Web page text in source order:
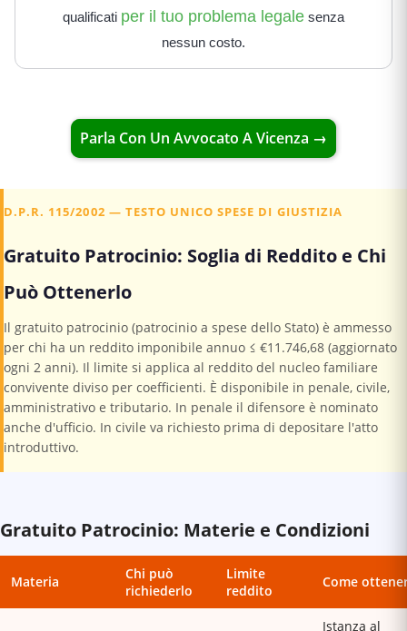
qualificati per il tuo problema legale senza
nessun costo.
Parla Con Un Avvocato A Vicenza →
D.P.R. 115/2002 — TESTO UNICO SPESE DI GIUSTIZIA
Gratuito Patrocinio: Soglia di Reddito e Chi
Può Ottenerlo
Il gratuito patrocinio (patrocinio a spese dello Stato) è ammesso
per chi ha un reddito imponibile annuo ≤ €11.746,68 (aggiornato
ogni 2 anni). Il limite si applica al reddito del nucleo familiare
convivente diviso per coefficienti. È disponibile in penale, civile,
amministrativo e tributario. In penale il difensore è nominato
anche d'ufficio. In civile va richiesto prima di depositare l'atto
introduttivo.
Gratuito Patrocinio: Materie e Condizioni
Materia
Chi può
richiederlo
Limite
reddito
Come
Istanza al